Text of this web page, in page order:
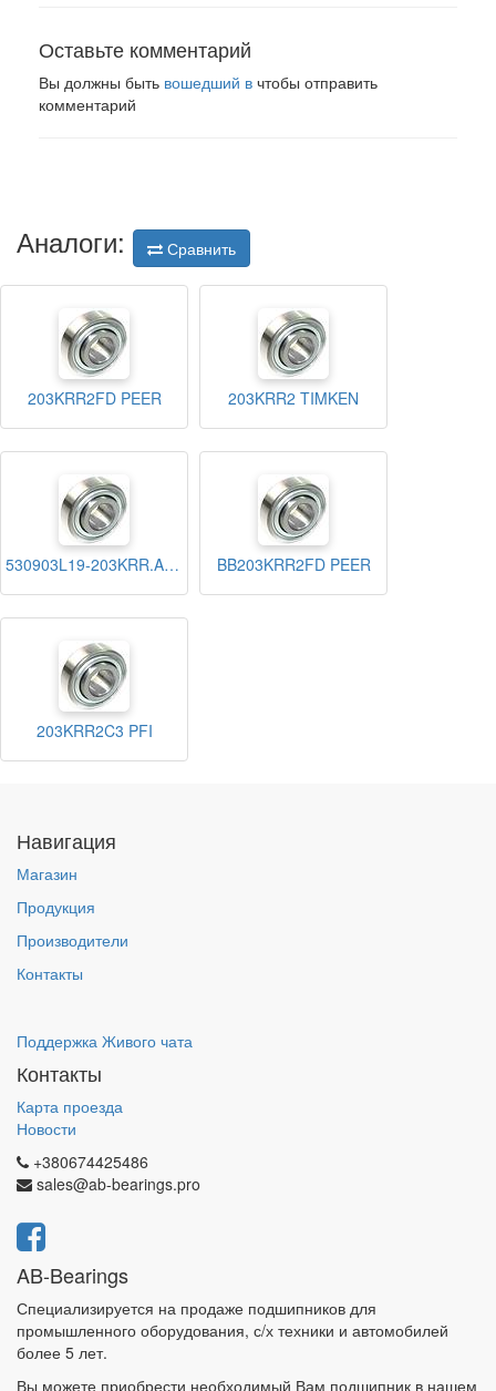
Оставьте комментарий
Вы должны быть вошедший в чтобы отправить
комментарий
Аналоги: Сравнить
203KRR2FD PEER 203KRR2 TIMKEN
530903L19-203KRR.AH02 HARP BB203KRR2FD PEER
203KRR2C3 PFI
Навигация
Магазин
Продукция
Производители
Контакты
Поддержка Живого чата
Контакты
Карта проезда
Новости
+380674425486
sales@ab-bearings.pro
AB-Bearings
Специализируется на продаже подшипников для
промышленного оборудования, с/х техники и автомобилей
более 5 лет.
Вы можете приобрести необходимый Вам подшипник в нашем